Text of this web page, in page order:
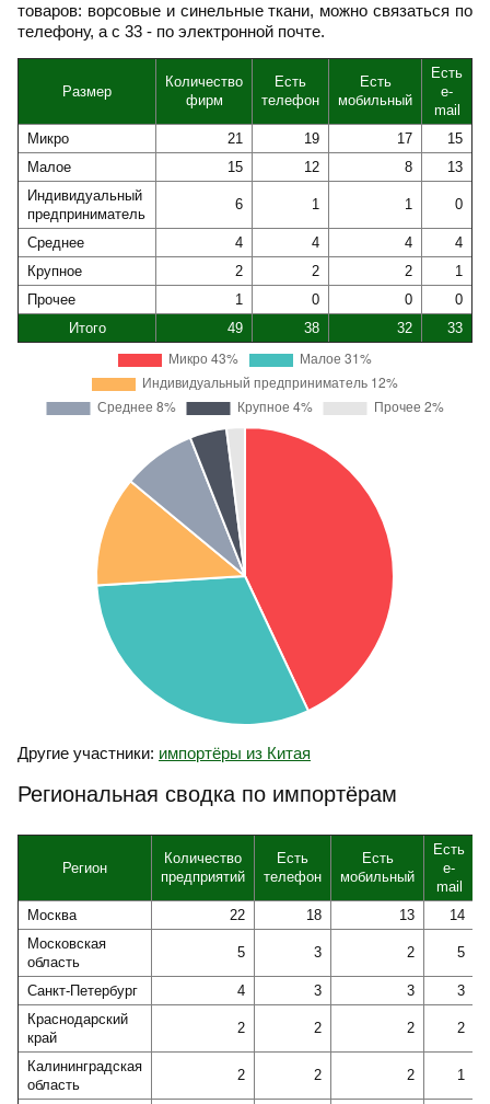
товаров: ворсовые и синельные ткани, можно связаться по
телефону, а с 33 - по электронной почте.
Размер
Количество
фирм
Есть
телефон
Есть
мобильный
Есть
e-
mail
Микро
21 19 17
15
Малое
15 12 8
13
Индивидуальный
предприниматель
6 1 1 0
Среднее 4 4 4
4
Крупное
2 2 2
1
Прочее
1 0 0
0
Итого
49 38 32 33
Другие участники: импортёры из Китая
Региональная сводка по импортёрам
Регион
Количество
предприятий
Есть
телефон
Есть
мобильный
Есть
e-
mail
Москва
22 18 13
14
Московская
область
5 3 2 5
Санкт-Петербург 4 3 3
3
Краснодарский
край
2 2 2 2
Калининградская
область
2 2 2 1